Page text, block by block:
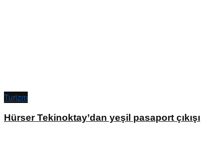
Turizm
Hürser Tekinoktay’dan yeşil pasaport çıkışı